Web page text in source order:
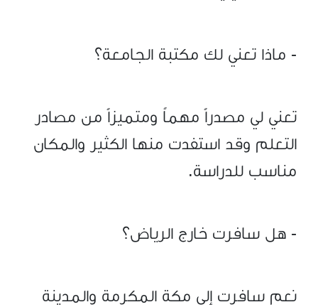
- ماذا تعني لك مكتبة الجامعة؟
تعني لي مصدراً مهماً ومتميزاً من مصادر
التعلم وقد استفدت منها الكثير والمكان
مناسب للدراسة.
- هل سافرت خارج الرياض؟
نعم سافرت إلى مكة المكرمة والمدينة